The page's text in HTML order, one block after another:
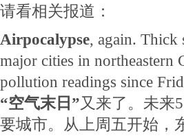
请看相关报道：
Airpocalypse, again. Thick
major cities in northeastern
pollution readings since
“空气末日”又来了。未来
要城市。从上周五开始，